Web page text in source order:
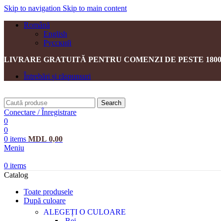
Skip to navigation Skip to main content
Română
English
Русский
LIVRARE GRATUITĂ PENTRU COMENZI DE PESTE
Întrebări și răspunsuri
Search
Conectare / Înregistrare
0
0
0 items MDL 0,00
Meniu
0 items
Catalog
Toate produsele
După culoare
ALEGEȚI O CULOARE